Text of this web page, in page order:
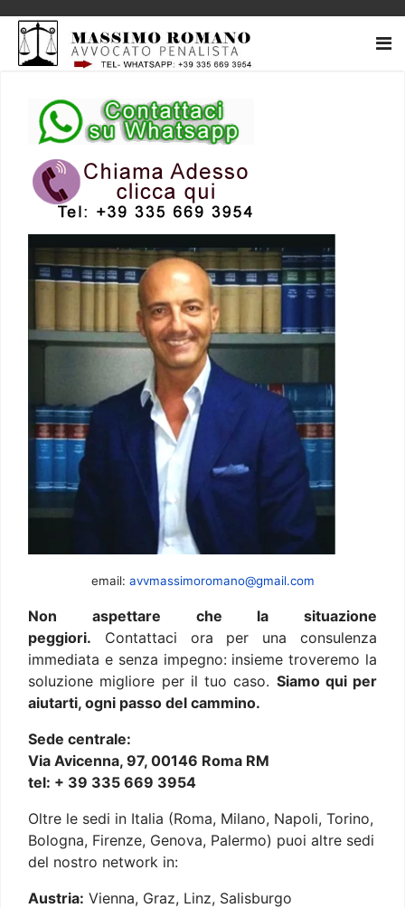
email: avvmassimoromano@gmail.com
Non aspettare che la situazione
peggiori. Contattaci ora per una consulenza
immediata e senza impegno: insieme troveremo la
soluzione migliore per il tuo caso. Siamo qui per
aiutarti, ogni passo del cammino.
Sede centrale:
Via Avicenna, 97, 00146 Roma RM
tel: + 39 335 669 3954
Oltre le sedi in Italia (Roma, Milano, Napoli, Torino,
Bologna, Firenze, Genova, Palermo) puoi altre sedi
del nostro network in:
Austria: Vienna, Graz, Linz, Salisburgo